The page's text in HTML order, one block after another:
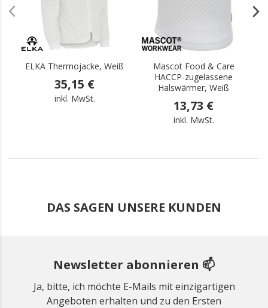
ELKA Thermojacke, Weiß
35,15 €
inkl. MwSt.
Mascot Food & Care
HACCP-zugelassene
Halswärmer, Weiß
13,73 €
inkl. MwSt.
DAS SAGEN UNSERE KUNDEN
Newsletter abonnieren 📫
Ja, bitte, ich möchte E-Mails mit einzigartigen
Angeboten erhalten und zu den Ersten